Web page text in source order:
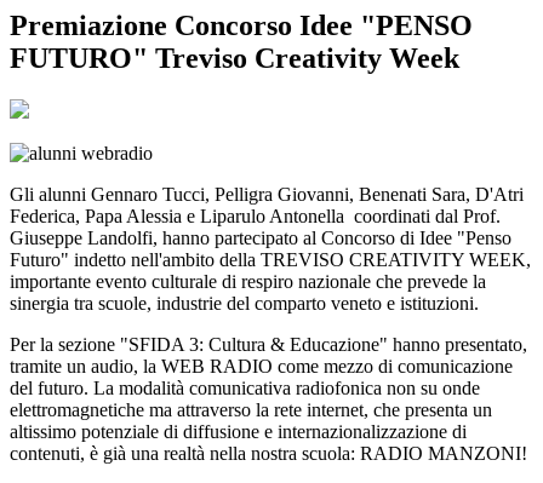
Premiazione Concorso Idee "PENSO
FUTURO" Treviso Creativity Week
Gli alunni Gennaro Tucci, Pelligra Giovanni, Benenati Sara, D'Atri
Federica, Papa Alessia e Liparulo Antonella coordinati dal Prof.
Giuseppe Landolfi, hanno partecipato al Concorso di Idee "Penso
Futuro" indetto nell'ambito della TREVISO CREATIVITY WEEK,
importante evento culturale di respiro nazionale che prevede la
sinergia tra scuole, industrie del comparto veneto e istituzioni.
Per la sezione "SFIDA 3: Cultura & Educazione" hanno presentato,
tramite un audio, la WEB RADIO come mezzo di comunicazione
del futuro. La modalità comunicativa radiofonica non su onde
elettromagnetiche ma attraverso la rete internet, che presenta un
altissimo potenziale di diffusione e internazionalizzazione di
contenuti, è già una realtà nella nostra scuola: RADIO MANZONI!